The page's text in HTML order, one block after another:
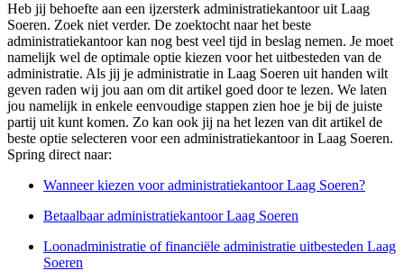
Heb jij behoefte aan een ijzersterk administratiekantoor uit Laag
Soeren. Zoek niet verder. De zoektocht naar het beste
administratiekantoor kan nog best veel tijd in beslag nemen. Je moet
namelijk wel de optimale optie kiezen voor het uitbesteden van de
administratie. Als jij je administratie in Laag Soeren uit handen wilt
geven raden wij jou aan om dit artikel goed door te lezen. We laten
jou namelijk in enkele eenvoudige stappen zien hoe je bij de juiste
partij uit kunt komen. Zo kan ook jij na het lezen van dit artikel de
beste optie selecteren voor een administratiekantoor in Laag Soeren.
Spring direct naar:
Wanneer kiezen voor administratiekantoor Laag Soeren?
Betaalbaar administratiekantoor Laag Soeren
Loonadministratie of financiële administratie uitbesteden Laag
Soeren